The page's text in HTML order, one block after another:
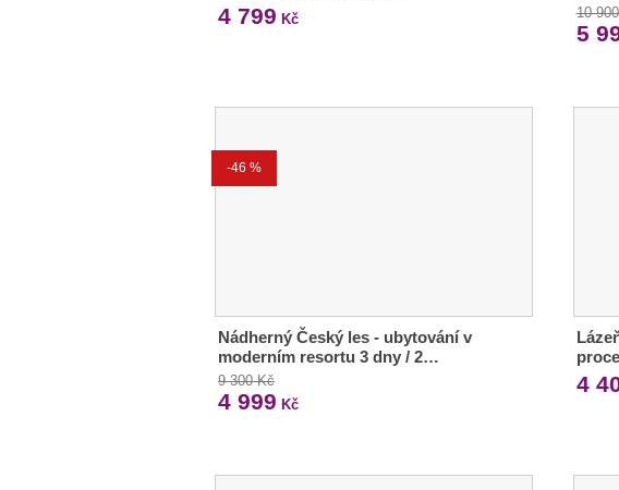
4 799 Kč 10
5
-46 %
Nádherný Český les - ubytování v
moderním resortu 3 dny / 2…
9 300 Kč
4 999 Kč
4